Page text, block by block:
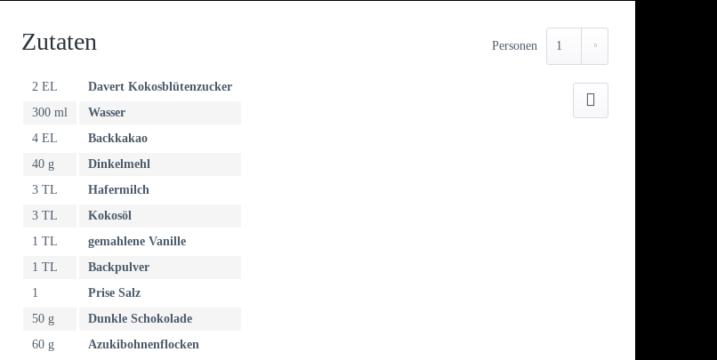
Personen
Zutaten
2 EL
Davert Kokosblütenzucker
300 ml
Wasser
4 EL
Backkakao
40 g
Dinkelmehl
3 TL
Hafermilch
3 TL
Kokosöl
1 TL
gemahlene Vanille
1 TL
Backpulver
1
Prise Salz
50 g
Dunkle Schokolade
60 g
Azukibohnenflocken